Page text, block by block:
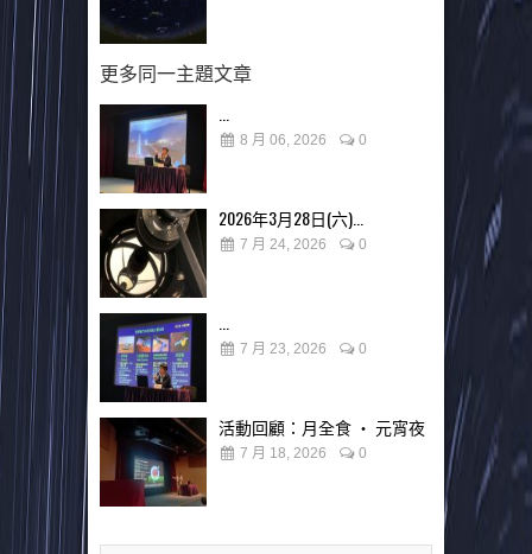
更多同一主題文章
8 月 06, 2026 0
2026年3月28日(六)...
7 月 24, 2026 0
7 月 23, 2026 0
活動回顧：月全食 ‧ 元宵夜
7 月 18, 2026 0